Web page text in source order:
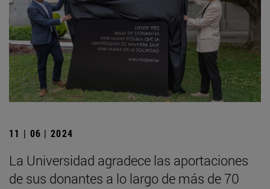
11 | 06 | 2024
La Universidad agradece las aportaciones
de sus donantes a lo largo de más de 70